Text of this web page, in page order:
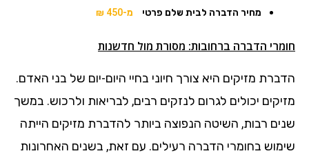
מחיר הדברה לבית שלם פרטי
מ-450 ₪
חומרי הדברה ברחובות: מסורת מול חדשנות
הדברת מזיקים היא צורך חיוני בחיי היום-יום של בני האדם.
מזיקים יכולים לגרום לנזקים רבים, לבריאות ולרכוש. במשך
שנים רבות, השיטה הנפוצה ביותר להדברת מזיקים הייתה
שימוש בחומרי הדברה רעילים. עם זאת, בשנים האחרונות